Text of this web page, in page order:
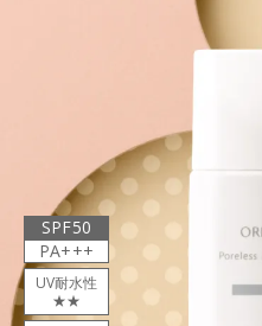
SPF50
PA+++
UV耐水性
★★